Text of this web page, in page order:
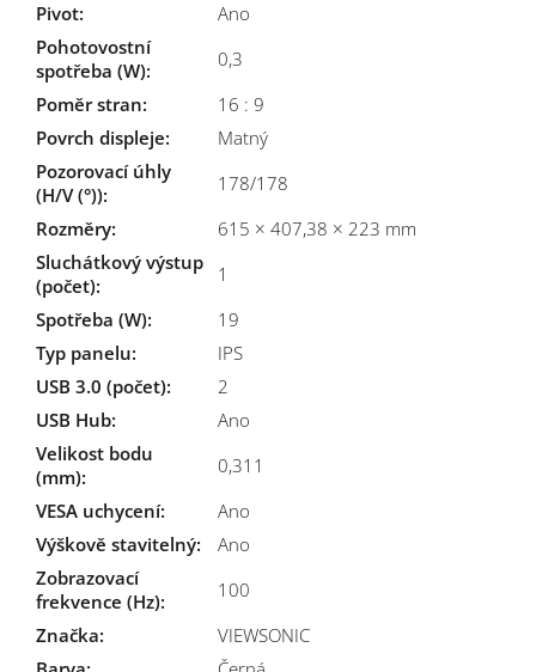
Pivot:
Ano
Pohotovostní
spotřeba (W):
0,3
Poměr stran:
16 : 9
Povrch displeje:
Matný
Pozorovací úhly
(H/V (°)):
178/178
Rozměry:
615 × 407,38 × 223 mm
Sluchátkový výstup
(počet):
1
Spotřeba (W):
19
Typ panelu:
IPS
USB 3.0 (počet):
2
USB Hub:
Ano
Velikost bodu
(mm):
0,311
VESA uchycení:
Ano
Výškově stavitelný:
Ano
Zobrazovací
frekvence (Hz):
100
Značka:
VIEWSONIC